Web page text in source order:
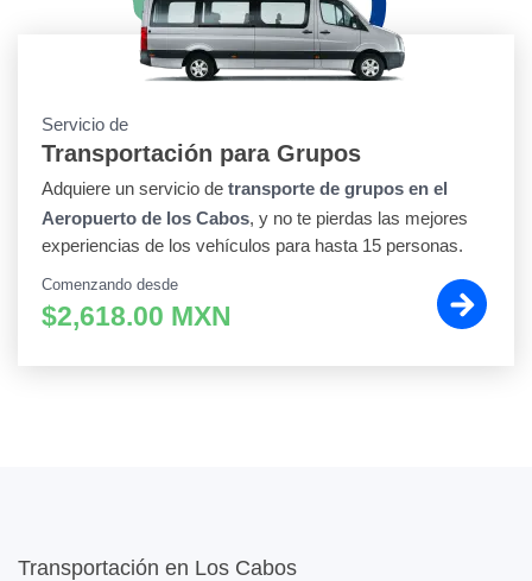
Servicio de
Transportación para Grupos
Adquiere un servicio de transporte de grupos en el
Aeropuerto de los Cabos, y no te pierdas las mejores
experiencias de los vehículos para hasta 15 personas.
Comenzando desde
$2,618.00 MXN
Transportación en Los Cabos